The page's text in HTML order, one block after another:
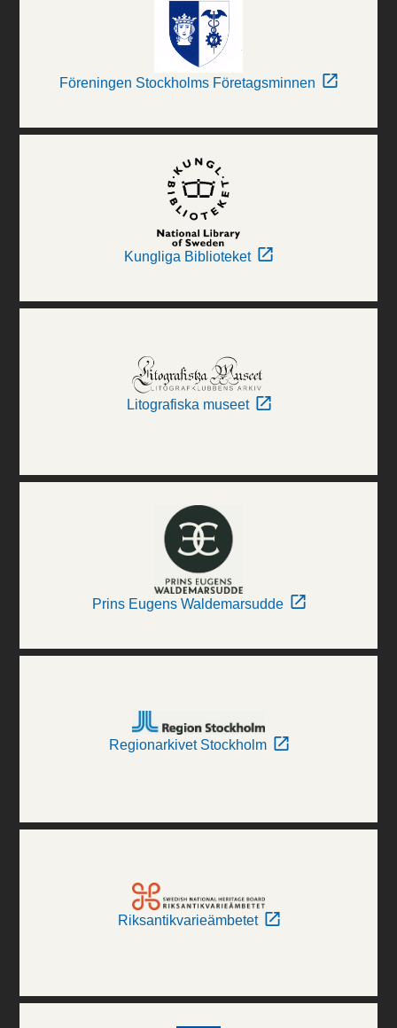
Föreningen Stockholms Företagsminnen
Kungliga Biblioteket
Litografiska museet
Prins Eugens Waldemarsudde
Regionarkivet Stockholm
Riksantikvarieämbetet